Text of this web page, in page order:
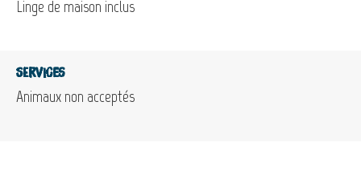
Linge de maison inclus
Services
Animaux non acceptés